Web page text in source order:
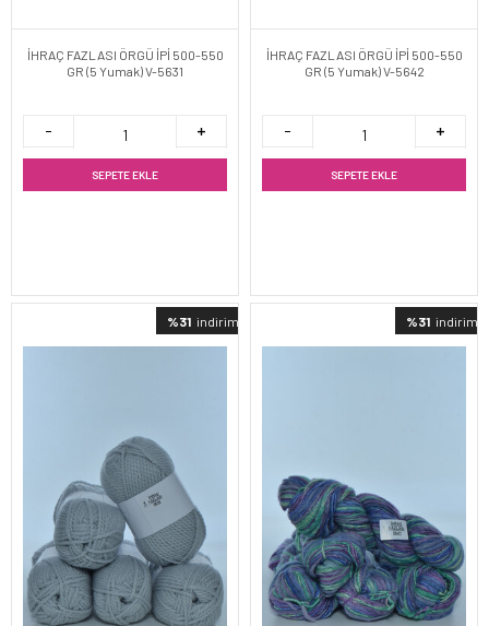
İHRAÇ FAZLASI ÖRGÜ İPİ 500-550
GR (5 Yumak) V-5631
SEPETE EKLE
İHRAÇ FAZLASI ÖRGÜ İPİ 500-550
GR (5 Yumak) V-5642
SEPETE EKLE
%31 indirimli %31 indirimli